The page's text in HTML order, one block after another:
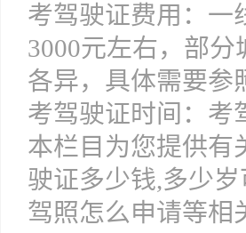
考驾驶证费用：一
3000元左右，部
各异，具体需要参
考驾驶证时间：考
本栏目为您提供有
驶证多少钱,多少
驾照怎么申请等相